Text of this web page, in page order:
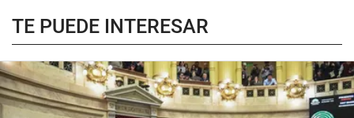
TE PUEDE INTERESAR